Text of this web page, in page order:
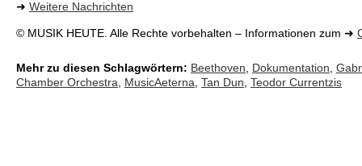
➜ Weitere Nachrichten
© MUSIK HEUTE. Alle Rechte vorbehalten – Informationen zum ➜
Mehr zu diesen Schlagwörtern: Beethoven, Dokumentation,
Chamber Orchestra, MusicAeterna, Tan Dun, Teodor Currentzis